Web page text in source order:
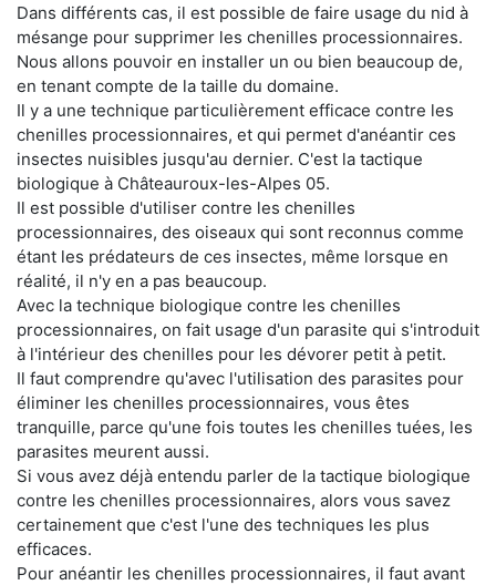
Dans différents cas, il est possible de faire usage du nid à
mésange pour supprimer les chenilles processionnaires.
Nous allons pouvoir en installer un ou bien beaucoup de,
en tenant compte de la taille du domaine.
Il y a une technique particulièrement efficace contre les
chenilles processionnaires, et qui permet d'anéantir ces
insectes nuisibles jusqu'au dernier. C'est la tactique
biologique à Châteauroux-les-Alpes 05.
Il est possible d'utiliser contre les chenilles
processionnaires, des oiseaux qui sont reconnus comme
étant les prédateurs de ces insectes, même lorsque en
réalité, il n'y en a pas beaucoup.
Avec la technique biologique contre les chenilles
processionnaires, on fait usage d'un parasite qui s'introduit
à l'intérieur des chenilles pour les dévorer petit à petit.
Il faut comprendre qu'avec l'utilisation des parasites pour
éliminer les chenilles processionnaires, vous êtes
tranquille, parce qu'une fois toutes les chenilles tuées, les
parasites meurent aussi.
Si vous avez déjà entendu parler de la tactique biologique
contre les chenilles processionnaires, alors vous savez
certainement que c'est l'une des techniques les plus
efficaces.
Pour anéantir les chenilles processionnaires, il faut avant